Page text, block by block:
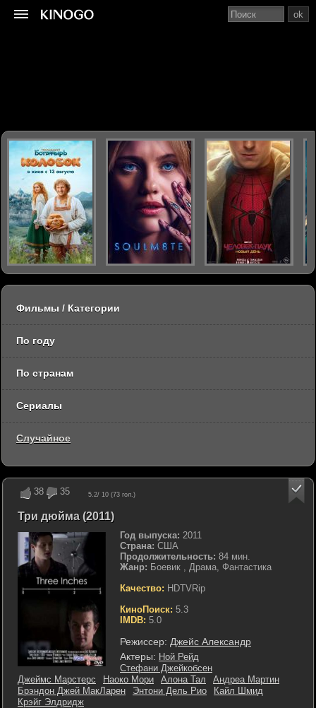
38 35 5.2/ 10 (73 гол.)
Три дюйма (2011)
Год выпуска: 2011
Страна: США
Продолжительность: 84 мин.
Жанр: Боевик , Драма, Фантастика
Качество: HDTVRip
КиноПоиск: 5.3
IMDB: 5.0
Режиссер: Джейс Александр
Актеры: Ной Рейд
Стефани Джейкобсен
Джеймс Марстерс
Наоко Мори Алона Тал
Андреа Мартин
Брэндон Джей МакЛарен
Энтони Дель Рио
Кайл Шмид
Крэйг Элдридж
ok
Фильмы / Категории
По году
По странам
Сериалы
Случайное